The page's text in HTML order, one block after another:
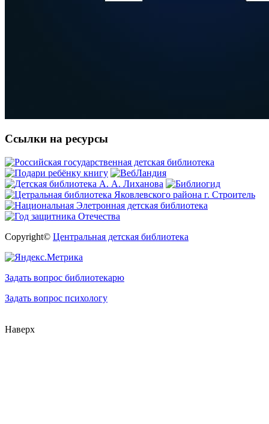
Ссылки на ресурсы
Copyright© Центральная детская библиотека
Задать вопрос библиотекарю
Задать вопрос психологу
Наверх